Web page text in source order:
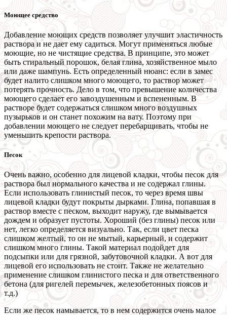
Моющее средство
Добавление моющих средств позволяет улучшит эластичность
раствора и не дает ему садиться. Могут применяться любые
моющие, но не чистящие средства. В принципе, это может
быть стиральный порошок, белая глина, хозяйственное мыло
или даже шампунь. Есть определенный нюанс: если в замес
будет налито слишком много моющего, то раствор может
потерять прочность. Дело в том, что превышение количества
моющего сделает его завоздушенным и вспененным. В
растворе будет содержаться слишком много воздушных
пузырьков и он станет похожим на вату. Поэтому при
добавлении моющего не следует перебарщивать, чтобы не
уменьшить крепости раствора.
Песок
Очень важно, особенно для лицевой кладки, чтобы песок для
раствора был нормального качества и не содержал глины.
Если использовать глинистый песок, то через время швы
лицевой кладки будут покрыты дырками. Глина, попавшая в
раствор вместе с песком, выходит наружу, где вымывается
дождем и образует пустоты. Хороший (без глины) песок или
нет, легко определяется визуально. Так, если цвет песка
слишком желтый, то он не мытый, карьерный, и содержит
слишком много глины. Такой материал подойдет для
подсыпки или для грязной, забутовочной кладки. А вот для
лицевой его использовать не стоит. Также не желательно
применение слишком глинистого песка и для ответственного
бетона (для ригелей перемычек, железобетонных поясов и
т.д.)
Если же песок намывается, то в нем содержится очень малое